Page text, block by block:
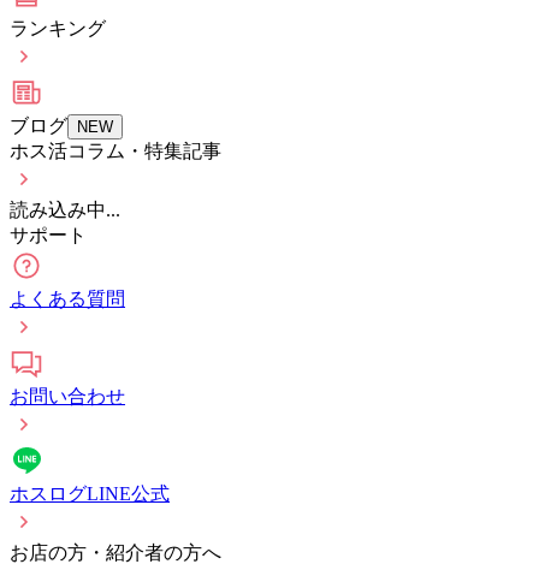
ランキング
ブログ NEW
ホス活コラム・特集記事
読み込み中...
サポート
よくある質問
お問い合わせ
ホスログLINE公式
お店の方・紹介者の方へ